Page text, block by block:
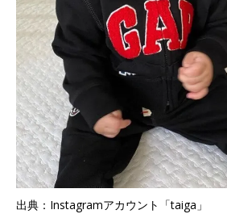
出典：Instagramアカウント「taiga」